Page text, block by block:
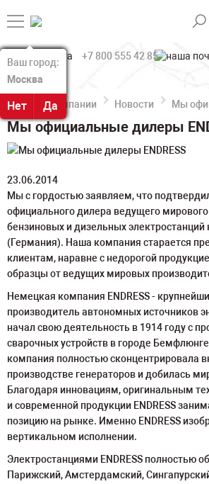
Ваш город:
Москва
Нет Да
Ваш город:
Москва
Нет Да
+7 800 555 42 85
О компании Новости Мы
Мы официальные дилеры
23.06.2014
Мы с гордостью заявляем, что
официального дилера ведущего
бензиновых и дизельных электростанций
(Германия). Наша компания старается
клиентам, наравне с недорогой
образцы от ведущих мировых
Немецкая компания ENDRESS -
производитель автономных источников
начал свою деятельность в 1914 году с
сварочных устройств в городе
компания полностью сконцентрировала
производстве генераторов и добилась
Благодаря инновациям, оригинальным
и современной продукции ENDRESS
позицию на рынке. Именно ENDRESS
вертикальном исполнении.
Электростанциями ENDRESS полностью
Парижский, Амстердамский,